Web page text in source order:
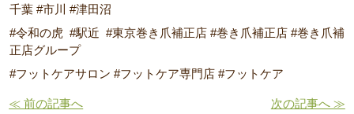
千葉 #市川 #津田沼
#令和の虎 #駅近 #東京巻き爪補正店 #巻き爪補正店 #巻き爪補
正店グループ
#フットケアサロン #フットケア専門店 #フットケア
≪ 前の記事へ 次の記事へ ≫